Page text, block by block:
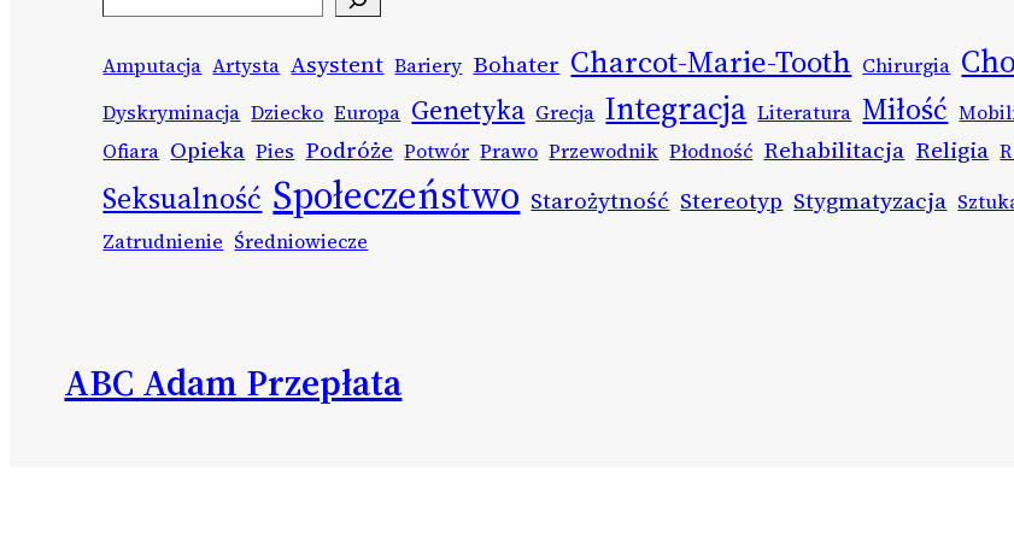
Amputacja Artysta Asystent Bariery Bohater Charcot-Marie-Tooth Chirurgia
Dyskryminacja Dziecko Europa Genetyka Grecja Integracja Literatura Miłość
Ofiara Opieka Pies Podróże Potwór Prawo Przewodnik Płodność Rehabilitacja Religia
Seksualność Społeczeństwo Starożytność Stereotyp Stygmatyzacja
Zatrudnienie Średniowiecze
ABC Adam Przepłata